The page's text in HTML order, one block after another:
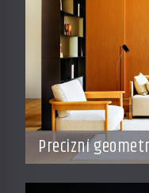
Precizní